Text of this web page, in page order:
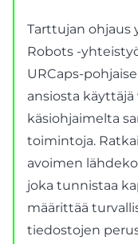
Tarttujan ohjaus
Robots -
URCaps-
ansiosta
käsiohjaimelta
toimintoja.
avoimen
joka tunnistaa
määrittää
tiedostojen